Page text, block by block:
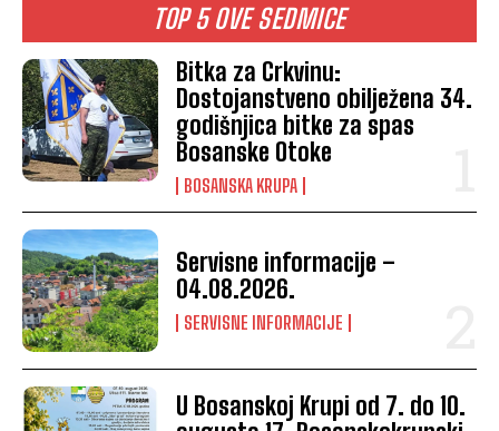
TOP 5 OVE SEDMICE
Bitka za Crkvinu:
Dostojanstveno obilježena 34.
godišnjica bitke za spas
Bosanske Otoke
BOSANSKA KRUPA
Servisne informacije –
04.08.2026.
SERVISNE INFORMACIJE
U Bosanskoj Krupi od 7. do 10.